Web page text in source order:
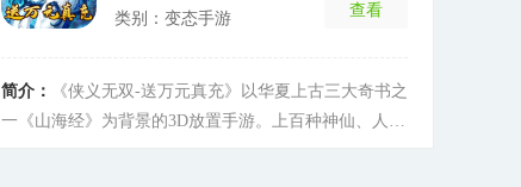
类别：变态手游
查看
简介：
《侠义无双-送万元真充》以华夏上古三大奇书之
一《山海经》为背景的3D放置手游。上百种神仙、人